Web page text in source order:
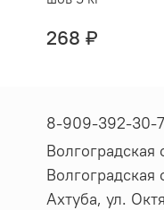
268 ₽
8-909-392-30-
Ахтуба, ул.